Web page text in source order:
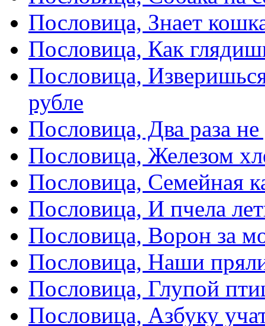
Пословица, Знает
Пословица, Как
Пословица,
рубле
Пословица, Два раза
Пословица, Железом
Пословица, Семейная
Пословица, И пчела
Пословица, Ворон за
Пословица, Наши
Пословица, Глупой
Пословица, Азбуку